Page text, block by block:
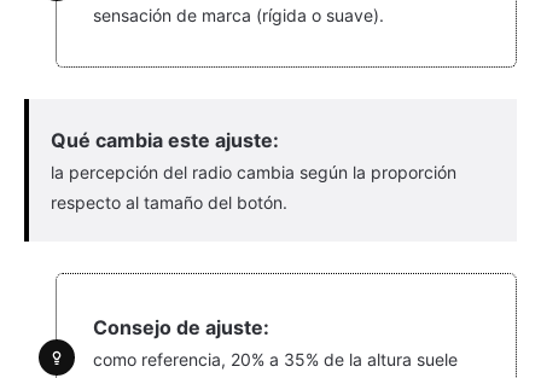
sensación de marca (rígida o suave).
Qué cambia este ajuste:
la percepción del radio cambia según la proporción
respecto al tamaño del botón.
Consejo de ajuste:
como referencia, 20% a 35% de la altura suele